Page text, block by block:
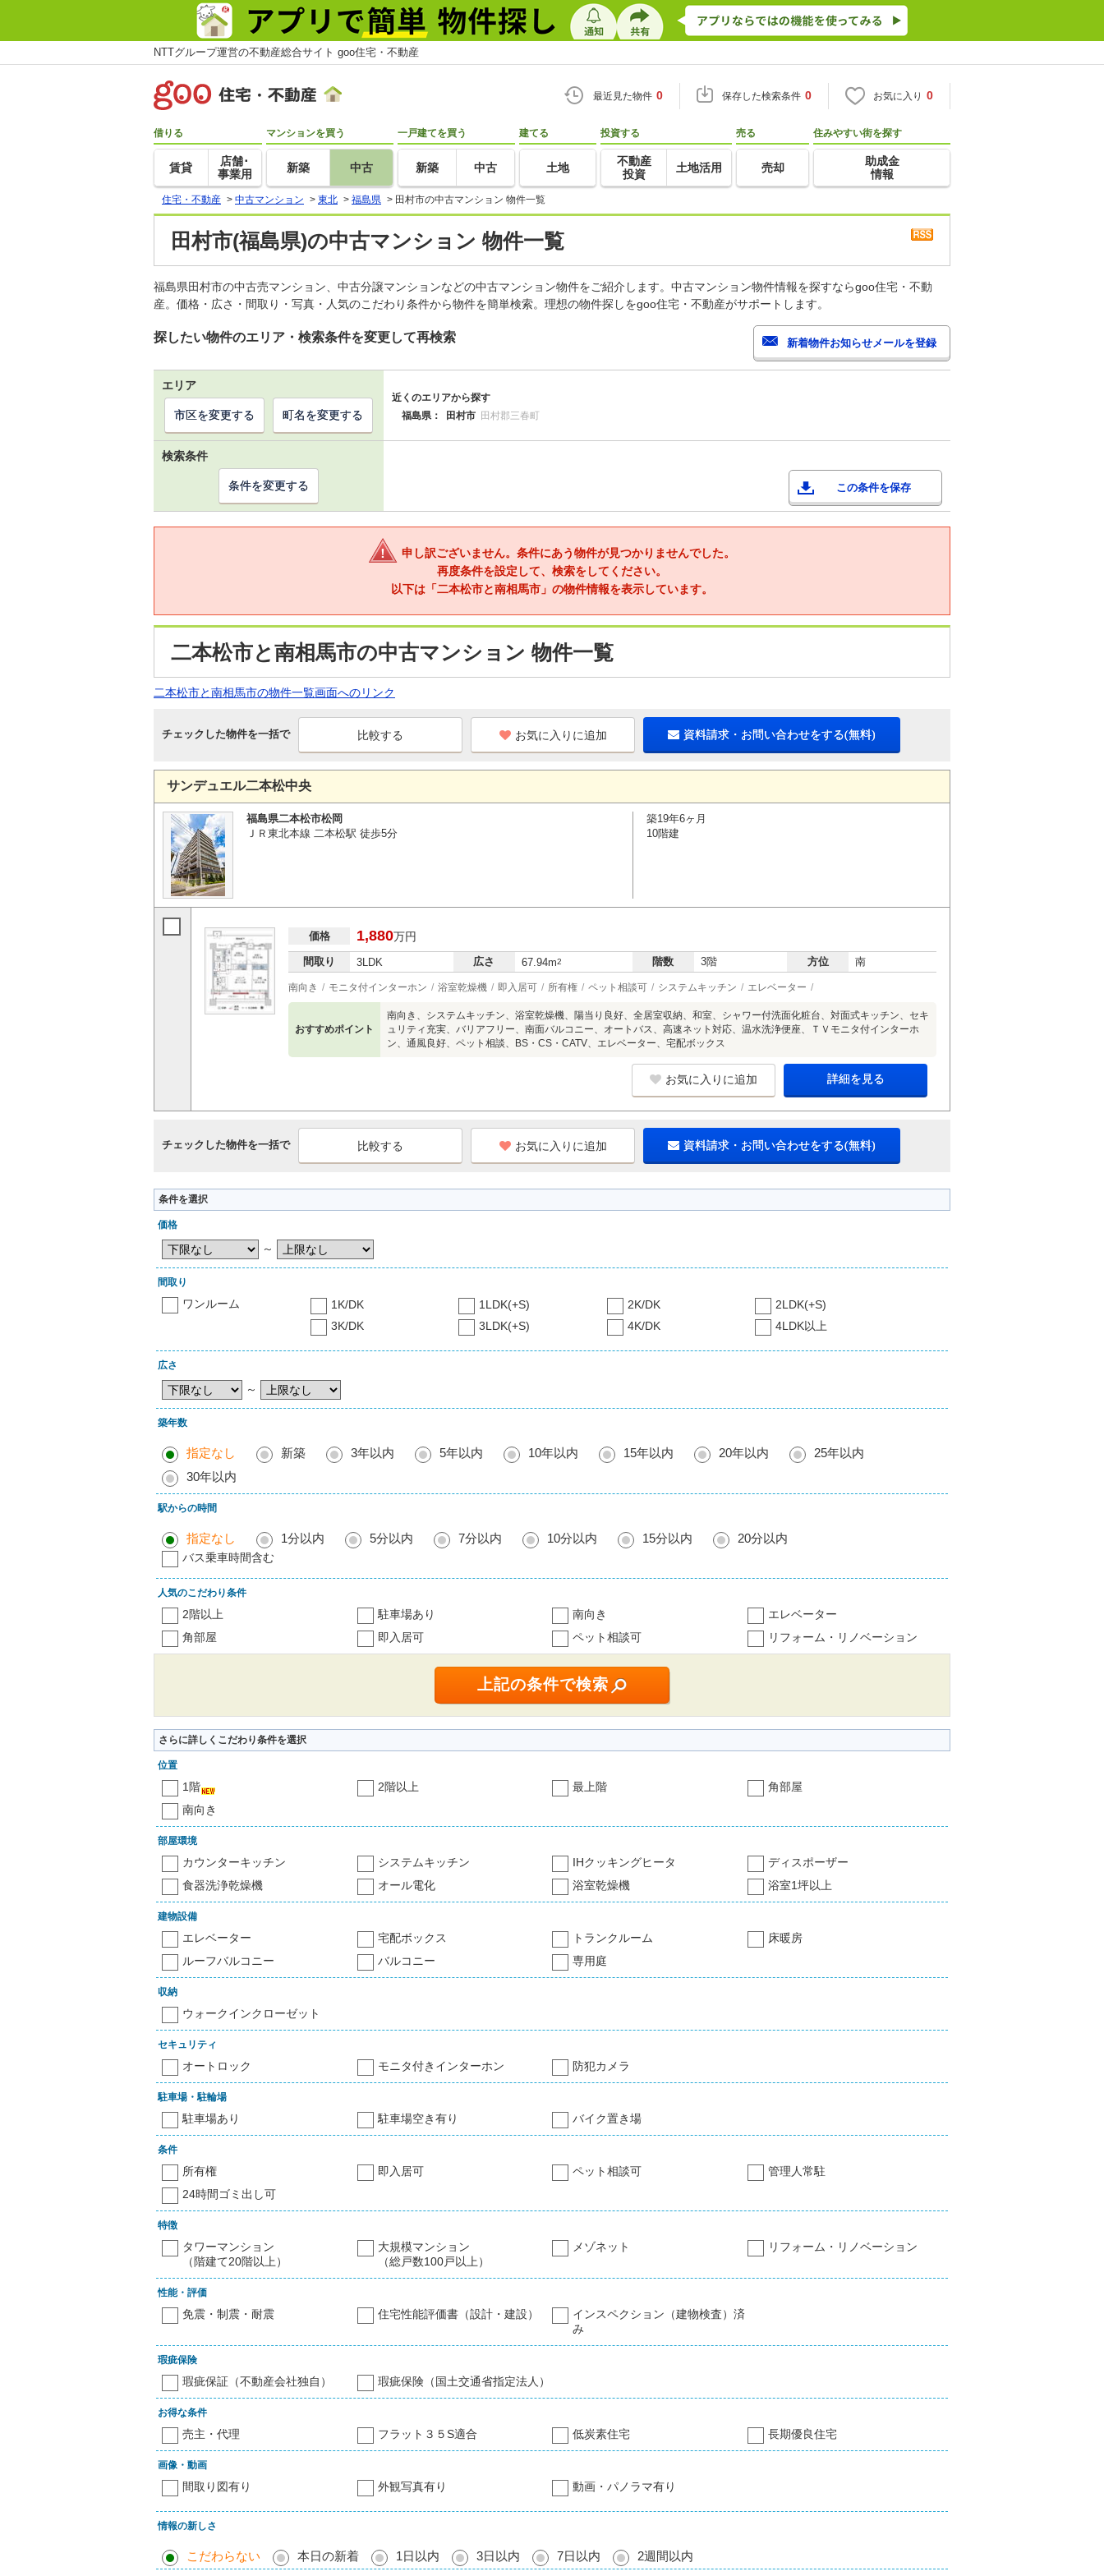
NTTグループ運営の不動産総合サイト goo住宅・不動産
最近見た物件 0 保存した検索条件 0 お気に入り 0
借りる
賃貸
店舗･
事業用
マンションを買う
新築 中古
一戸建てを買う
新築 中古
建てる
土地
投資する
不動産
投資
土地活用
売る
売却
住みやすい街を探す
助成金
情報
住宅・不動産 > 中古マンション > 東北 > 福島県 > 田村市の中古マンション 物件一覧
田村市(福島県)の中古マンション 物件一覧
福島県田村市の中古売マンション、中古分譲マンションなどの中古マンション物件をご紹介します。中古マンション物件情報を探すならgoo住宅・不動
産。価格・広さ・間取り・写真・人気のこだわり条件から物件を簡単検索。理想の物件探しをgoo住宅・不動産がサポートします。
探したい物件のエリア・検索条件を変更して再検索
エリア
近くのエリアから探す
福島県：
田村市 田村郡三春町
市区を変更する 町名を変更する
検索条件
この条件を保存
条件を変更する
申し訳ございません。条件にあう物件が見つかりませんでした。
再度条件を設定して、検索をしてください。
以下は「二本松市と南相馬市」の物件情報を表示しています。
二本松市と南相馬市の中古マンション 物件一覧
二本松市と南相馬市の物件一覧画面へのリンク
チェックした物件を一括で お気に入りに追加 資料請求・お問い合わせをする(無料)
サンデュエル二本松中央
福島県二本松市松岡
ＪＲ東北本線 二本松駅 徒歩5分
築19年6ヶ月
10階建
価格 1,880万円
間取り 3LDK 広さ 67.94m2 階数 3階 方位 南
南向き モニタ付インターホン 浴室乾燥機 即入居可 所有権 ペット相談可 システムキッチン エレベーター
おすすめポイント
南向き、システムキッチン、浴室乾燥機、陽当り良好、全居室収納、和室、シャワー付洗面化粧台、対面式キッチン、セキ
ュリティ充実、バリアフリー、南面バルコニー、オートバス、高速ネット対応、温水洗浄便座、ＴＶモニタ付インターホ
ン、通風良好、ペット相談、BS・CS・CATV、エレベーター、宅配ボックス
お気に入りに追加 詳細を見る
チェックした物件を一括で お気に入りに追加 資料請求・お問い合わせをする(無料)
条件を選択
価格
～
間取り
ワンルーム 1K/DK 1LDK(+S) 2K/DK
2LDK(+S)
3K/DK
3LDK(+S) 4K/DK 4LDK以上
広さ
～
築年数
指定なし 新築 3年以内 5年以内 10年以内 15年以内 20年以内
25年以内
30年以内
駅からの時間
指定なし 1分以内 5分以内 7分以内 10分以内 15分以内 20分以内
バス乗車時間含む
人気のこだわり条件
2階以上 駐車場あり 南向き
エレベーター
角部屋
即入居可 ペット相談可 リフォーム・リノベーション
さらに詳しくこだわり条件を選択
位置
1階 2階以上 最上階
角部屋
南向き
部屋環境
カウンターキッチン システムキッチン IHクッキングヒータ
ディスポーザー
食器洗浄乾燥機
オール電化 浴室乾燥機 浴室1坪以上
建物設備
エレベーター 宅配ボックス トランクルーム
床暖房
ルーフバルコニー
バルコニー 専用庭
収納
ウォークインクローゼット
セキュリティ
オートロック モニタ付きインターホン 防犯カメラ
駐車場・駐輪場
駐車場あり 駐車場空き有り バイク置き場
条件
所有権 即入居可 ペット相談可
管理人常駐
24時間ゴミ出し可
特徴
タワーマンション
（階建て20階以上）
大規模マンション
（総戸数100戸以上）
メゾネット リフォーム・リノベーション
性能・評価
免震・制震・耐震 住宅性能評価書（設計・建設）
インスペクション（建物検査）済
み
瑕疵保険
瑕疵保証（不動産会社独自） 瑕疵保険（国土交通省指定法人）
お得な条件
売主・代理 フラット３５S適合 低炭素住宅 長期優良住宅
画像・動画
間取り図有り 外観写真有り 動画・パノラマ有り
情報の新しさ
こだわらない 本日の新着 1日以内 3日以内 7日以内 2週間以内